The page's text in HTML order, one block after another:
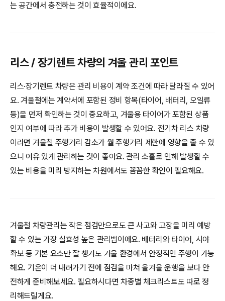
는 공간에서 충전하는 것이 효율적이에요.
리스 / 장기렌트 차량의 겨울 관리 포인트
리스·장기렌트 차량은 관리 비용이 계약 조건에 따라 달라질 수 있어
요. 겨울철에는 계약서에 포함된 정비 항목(타이어, 배터리, 오일류
등)을 먼저 확인하는 것이 중요하고, 겨울용 타이어가 포함된 상품
인지 여부에 따라 추가 비용이 발생할 수 있어요. 전기차 리스 차량
이라면 겨울철 주행거리 감소가 월 주행거리 제한에 영향을 줄 수 있
으니 여유 있게 관리하는 것이 좋아요. 관리 소홀로 인해 발생할 수
있는 비용을 미리 방지하는 차원에서도 꼼꼼한 확인이 필요해요.
겨울철 차량관리는 작은 점검만으로도 큰 사고와 고장을 미리 예방
할 수 있는 가장 실효성 높은 관리법이에요. 배터리와 타이어, 시야
확보 등 기본 요소만 잘 챙겨도 겨울 환경에서 안정적인 주행이 가능
해요. 기온이 더 내려가기 전에 점검을 마쳐 올겨울 운행을 보다 안
전하게 준비해보세요. 필요하시다면 차종별 체크리스트도 따로 정
리해드릴게요.